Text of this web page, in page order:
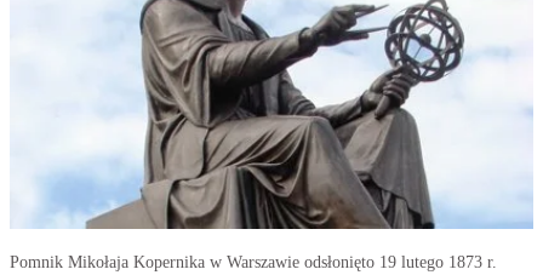
Pomnik Mikołaja Kopernika w Warszawie odsłonięto 19 lutego 1873 r.